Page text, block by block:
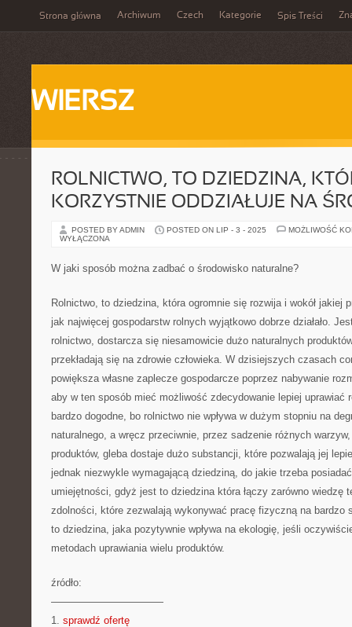
Strona główna Archiwum Czech Kategorie Spis Treści
WIERSZ
ROLNICTWO, TO DZIEDZINA,
KORZYSTNIE ODDZIAŁUJE NA
POSTED BY ADMIN POSTED ON LIP - 3 - 2025
MOŻLIWOŚĆ
WYŁĄCZONA
W jaki sposób można zadbać o środowisko naturalne?
Rolnictwo, to dziedzina, która ogromnie się rozwija i wokół jakiej
jak najwięcej gospodarstw rolnych wyjątkowo dobrze działało.
rolnictwo, dostarcza się niesamowicie dużo naturalnych
przekładają się na zdrowie człowieka. W dzisiejszych czasach
powiększa własne zaplecze gospodarcze poprzez nabywanie
aby w ten sposób mieć możliwość zdecydowanie lepiej uprawiać
bardzo dogodne, bo rolnictwo nie wpływa w dużym stopniu na
naturalnego, a wręcz przeciwnie, przez sadzenie różnych
produktów, gleba dostaje dużo substancji, które pozwalają jej
jednak niezwykle wymagającą dziedziną, do jakie trzeba
umiejętności, gdyż jest to dziedzina która łączy zarówno wiedzę
zdolności, które zezwalają wykonywać pracę fizyczną na bardzo
to dziedzina, jaka pozytywnie wpływa na ekologię, jeśli
metodach uprawiania wielu produktów.
źródło:
———————————
1. sprawdź ofertę